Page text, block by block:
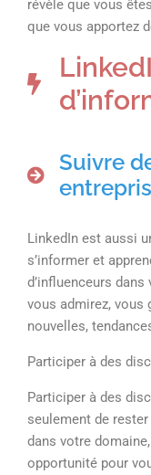
révèle que vous
que vous apportez
Suivre
LinkedIn est aussi
s’informer et
d’influenceurs
vous admirez, vous
nouvelles,
Participer à des
Participer à des
seulement de
dans votre
opportunité pour